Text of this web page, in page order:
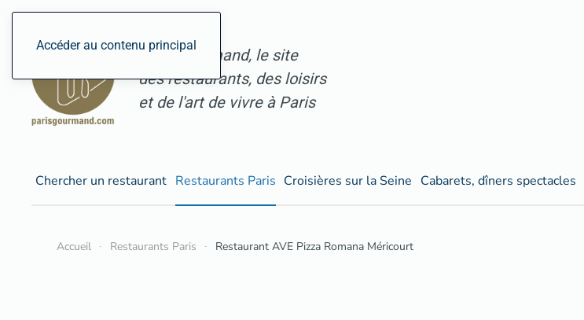
Accéder au contenu principal
ParisGourmand, le site
des restaurants, des loisirs
et de l'art de vivre à Paris
Chercher un restaurant Restaurants Paris Croisières sur la Seine Cabarets, dîners spectacles
Accueil Restaurants Paris Restaurant AVE Pizza Romana Méricourt